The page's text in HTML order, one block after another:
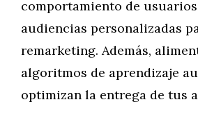
comportamiento de
audiencias personalizadas
remarketing. Además,
algoritmos de aprendizaje
optimizan la entrega de tus